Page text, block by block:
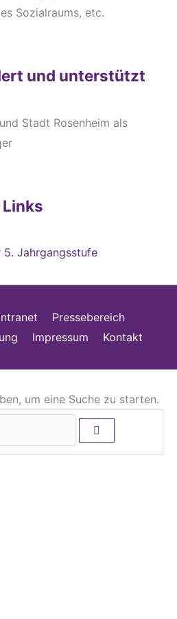
Sozialraums, etc.
und unterstützt
Stadt Rosenheim als
Jahrgangsstufe
Pressebereich
Impressum Kontakt
um eine Suche zu starten.